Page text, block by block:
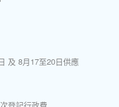
及 8月17至20日供應